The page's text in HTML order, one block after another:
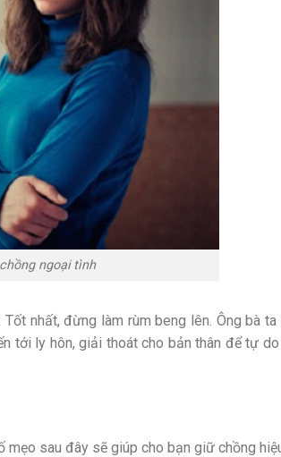
ngoại tình
nhất, đừng làm rùm beng lên. Ông bà
tới ly hôn, giải thoát cho bản thân để tự
sau đây sẽ giúp cho bạn giữ chồng